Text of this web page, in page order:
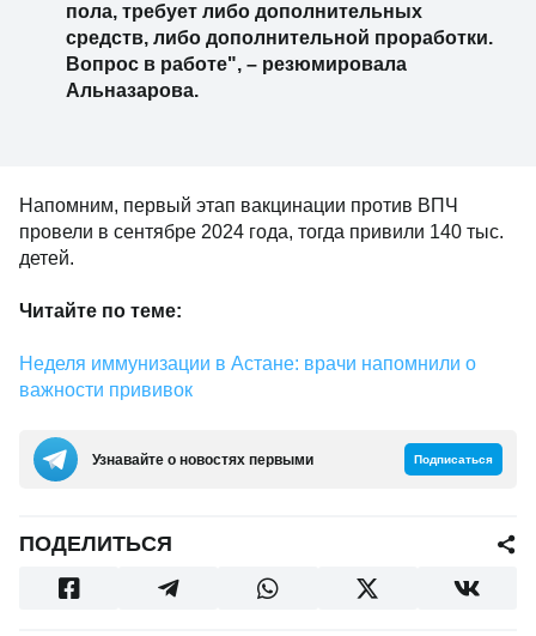
пола, требует либо дополнительных
средств, либо дополнительной проработки.
Вопрос в работе", – резюмировала
Альназарова.
Напомним, первый этап вакцинации против ВПЧ
провели в сентябре 2024 года, тогда привили 140 тыс.
детей.
Читайте по теме:
Неделя иммунизации в Астане: врачи напомнили о
важности прививок
Узнавайте о новостях первыми Подписаться
ПОДЕЛИТЬСЯ